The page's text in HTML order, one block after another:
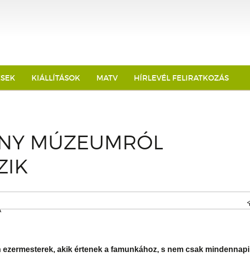
KIÁLLÍTÁSOK MATV HÍRLEVÉL FELIRATKOZÁS
MÚZEUMRÓL
akik értenek a famunkához, s nem csak mindennapi